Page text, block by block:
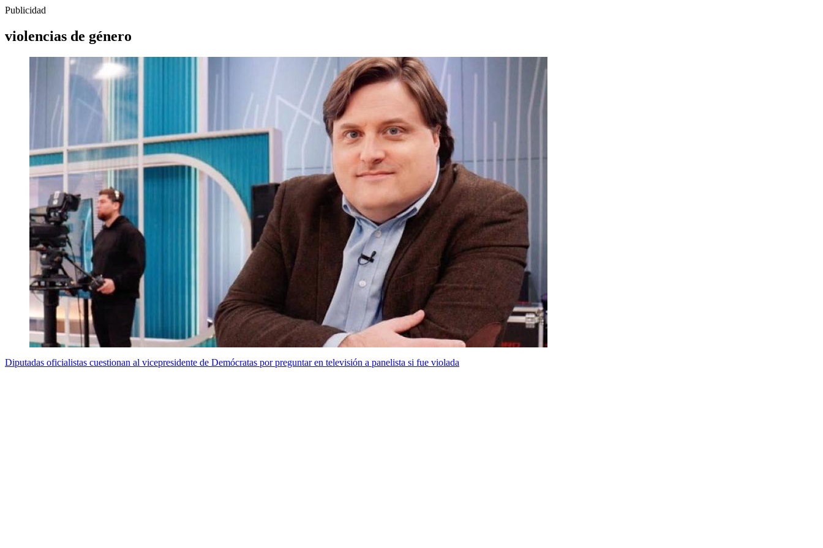
Publicidad
violencias de género
Diputadas oficialistas cuestionan al vicepresidente de Demócratas por preguntar en televisión a panelista si fue violada